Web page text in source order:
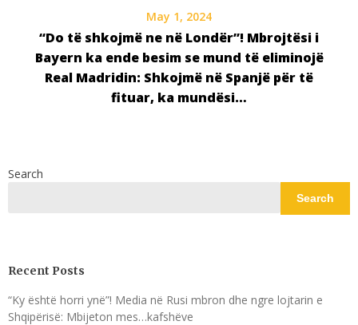
May 1, 2024
“Do të shkojmë ne në Londër”! Mbrojtësi i
Bayern ka ende besim se mund të eliminojë
Real Madridin: Shkojmë në Spanjë për të
fituar, ka mundësi…
Search
Search
Recent Posts
“Ky është horri ynë”! Media në Rusi mbron dhe ngre lojtarin e
Shqipërisë: Mbijeton mes…kafshëve